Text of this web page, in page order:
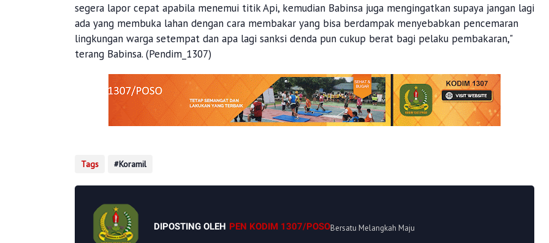
segera lapor cepat apabila menemui titik Api, kemudian Babinsa juga mengingatkan supaya jangan lagi
ada yang membuka lahan dengan cara membakar yang bisa berdampak menyebabkan pencemaran
lingkungan warga setempat dan apa lagi sanksi denda pun cukup berat bagi pelaku pembakaran,"
terang Babinsa. (Pendim_1307)
Tags Koramil
DIPOSTING OLEH PEN KODIM 1307/POSOBersatu Melangkah Maju